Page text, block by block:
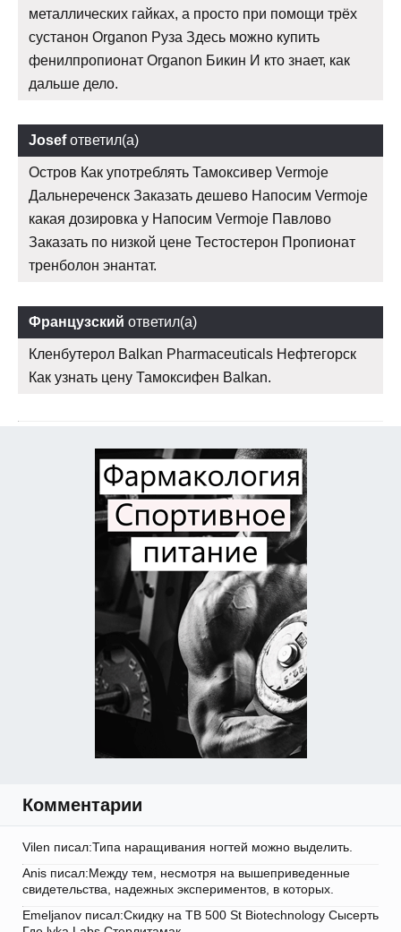
металлических гайках, а просто при помощи трёх
сустанон Organon Руза Здесь можно купить
фенилпропионат Organon Бикин И кто знает, как
дальше дело.
Josefответил(а)
Остров Как употреблять Тамоксивер Vermoje
Дальнереченск Заказать дешево Напосим Vermoje
какая дозировка у Напосим Vermoje Павлово
Заказать по низкой цене Тестостерон Пропионат
тренболон энантат.
Французский ответил(а)
Кленбутерол Balkan Pharmaceuticals Нефтегорск
Как узнать цену Тамоксифен Balkan.
Комментарии
Vilen писал:Типа наращивания ногтей можно выделить.
Anis писал:Между тем, несмотря на вышеприведенные
свидетельства, надежных экспериментов, в которых.
Emeljanov писал:Скидку на TB 500 St Biotechnology Сысерть